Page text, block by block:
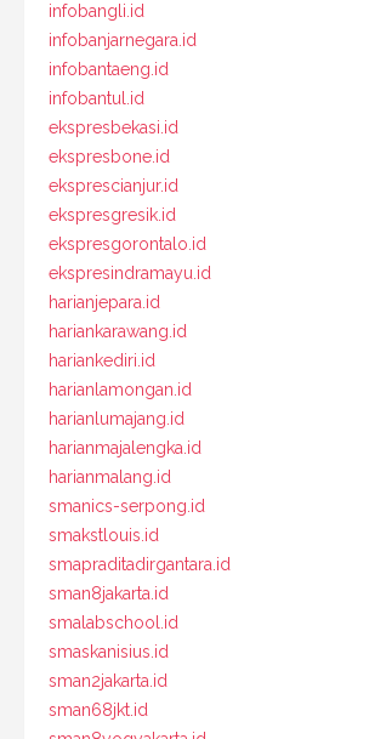
infobangli.id
infobanjarnegara.id
infobantaeng.id
infobantul.id
ekspresbekasi.id
ekspresbone.id
eksprescianjur.id
ekspresgresik.id
ekspresgorontalo.id
ekspresindramayu.id
harianjepara.id
hariankarawang.id
hariankediri.id
harianlamongan.id
harianlumajang.id
harianmajalengka.id
harianmalang.id
smanics-serpong.id
smakstlouis.id
smapraditadirgantara.id
sman8jakarta.id
smalabschool.id
smaskanisius.id
sman2jakarta.id
sman68jkt.id